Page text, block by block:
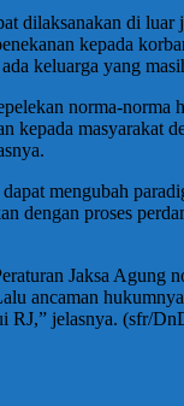
dilaksanakan di
kepada
keluarga yang
norma-norma
masyarakat
mengubah
dengan proses
Jaksa Agung
ancaman
RJ,” jelasnya. (sfr/